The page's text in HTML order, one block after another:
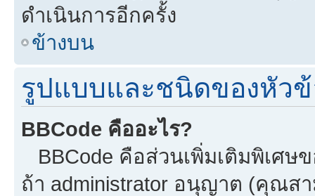
ดำเนินการอีกครั้ง
ข้างบน
รูปแบบและชนิดของหัว
BBCode คืออะไร?
BBCode คือส่วนเพิ่มเติมพิเศษ
ถ้า administrator อนุญาต (คุณส